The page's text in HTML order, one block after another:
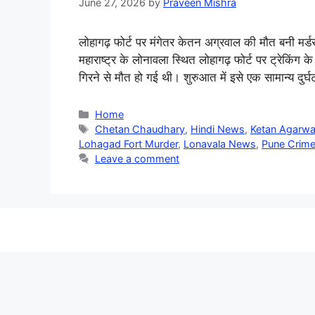
June 27, 2026 by Praveen Mishra
लोहागढ़ फोर्ट पर मंगेतर केतन अग्रवाल की मौत बनी
महाराष्ट्र के लोनावला स्थित लोहागढ़ फोर्ट पर
गिरने से मौत हो गई थी। शुरुआत में इसे एक सामान्य
Categories
Home
Tags
Chetan Chaudhary, Hindi News, Ketan
Lohagad Fort Murder, Lonavala News, Pune
Leave a comment